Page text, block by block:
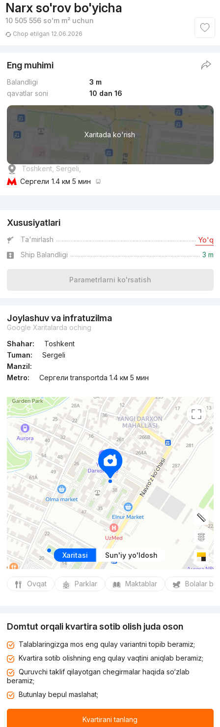
Narx so'rov bo'yicha
10 505 556 soʻmm² uchun
Chop etilgan 12.06.2026
Eng muhimi
Balandligi
3 m
qavatlar soni
10 dan 16
Xaritada ko'rish
Toshkent, Sergeli,
Сергели 1.4 км 5 мин
Xususiyatlari
Ta'mirlash Yo'q
Ship Balandligi 3 m
Parametrlarni ko'rsatish
Joylashuv va infratuzilma
Google Xaritalarda oching
Shahar:
Toshkent
Tuman:
Sergeli
Manzil:
Metro:
Сергели transportda 1.4 км 5 мин
Xaritasi Sun'iy yo'ldosh
Ovqat Parklar Maktablar Bolalar
Domtut orqali kvartira sotib olish juda oson
Talablaringizga mos eng qulay variantni topib beramiz;
Kvartira sotib olishning eng qulay vaqtini aniqlab beramiz;
Quruvchi taklif qilayotgan chegirmalar haqida so‘zlab
beramiz;
Butunlay bepul maslahat;
Kvartirani tanlang